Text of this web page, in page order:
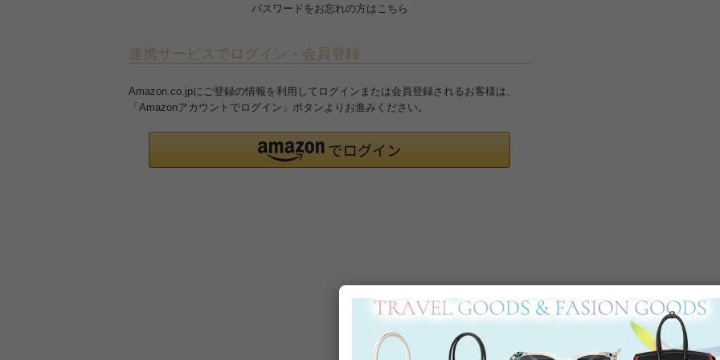
パスワードをお忘れの方はこちら
連携サービスでログイン・会員登録
Amazon.co.jpにご登録の情報を利用してログインまたは会員登録されるお客様は、
「Amazonアカウントでログイン」ボタンよりお進みください。
Category